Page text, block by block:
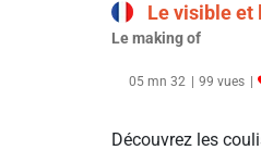
Le visible et
Le making of
05 mn 32 99 vues
Découvrez les